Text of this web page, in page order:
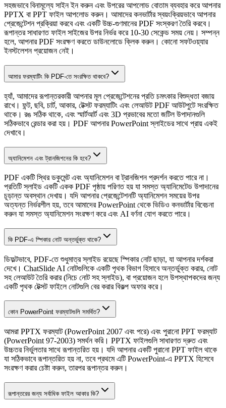
সহজভাবে বিনামূল্যে সাইন ইন করুন এবং উপরের আপলোড বোতাম ব্যবহার করে আপনার
PPTX বা PPT ফাইল আপলোড করুন। আমাদের কনভার্টার স্বয়ংক্রিয়ভাবে আপনার
প্রেজেন্টেশন প্রক্রিয়া করবে এবং একটি উচ্চ-গুণমানের PDF সংস্করণ তৈরি করবে।
রূপান্তর সাধারণত ফাইল সাইজের উপর নির্ভর করে 10-30 সেকেন্ড সময় নেয়। সম্পন্ন
হলে, আপনার PDF সংরক্ষণ করতে ডাউনলোডে ক্লিক করুন। কোনো সফটওয়্যার
ইনস্টলেশন প্রয়োজন নেই।
আমার ফরম্যাটিং কি PDF-তে সংরক্ষিত থাকবে?
হ্যাঁ, আমাদের রূপান্তরকারী আপনার মূল প্রেজেন্টেশনের প্রতি চমৎকার বিশুদ্ধতা বজায়
রাখে। ফন্ট, ছবি, চার্ট, আকার, টেক্সট ফরম্যাটিং এবং লেআউট PDF আউটপুটে সংরক্ষিত
থাকে। রঙ সঠিক থাকে, এবং স্মার্টআর্ট এবং 3D প্রভাবের মতো জটিল উপাদানগুলি
সঠিকভাবে রেন্ডার করা হয়। PDF আপনার PowerPoint স্লাইডের সাথে প্রায় একই
দেখাবে।
অ্যানিমেশন এবং ট্রানজিশনের কি হবে?
PDF একটি স্থির ডকুমেন্ট এবং অ্যানিমেশন বা ট্রানজিশন প্রদর্শন করতে পারে না।
প্রতিটি স্লাইড একটি একক PDF পৃষ্ঠায় পরিণত হয় যা সমস্ত অ্যানিমেটেড উপাদানের
চূড়ান্ত অবস্থান দেখায়। যদি আপনার প্রেজেন্টেশনটি অ্যানিমেশন সময়ের উপর
অত্যন্ত নির্ভরশীল হয়, তবে আমাদের PowerPoint থেকে ভিডিও কনভার্টার বিবেচনা
করুন যা সমস্ত অ্যানিমেশন সংরক্ষণ করে এবং AI বর্ণনা যোগ করতে পারে।
কি PDF-এ স্পিকার নোট অন্তর্ভুক্ত থাকে?
ডিফল্টভাবে, PDF-তে শুধুমাত্র স্লাইড রয়েছে স্পিকার নোট ছাড়া, যা আপনার দর্শকরা
দেখে। ChatSlide AI নোটগুলিকে একটি পৃথক বিভাগ হিসাবে অন্তর্ভুক্ত করার, নোট
সহ লেআউট তৈরি করার (নিচে নোট সহ স্লাইড), বা প্রয়োজন হলে উপস্থাপকদের জন্য
একটি পৃথক টেক্সট ফাইলে নোটগুলি বের করার বিকল্প অফার করে।
কোন PowerPoint ফরম্যাটগুলি সমর্থিত?
আমরা PPTX ফরম্যাট (PowerPoint 2007 এবং পরে) এবং পুরানো PPT ফরম্যাট
(PowerPoint 97-2003) সমর্থন করি। PPTX ফাইলগুলি সাধারণত দ্রুত এবং
উচ্চতর নির্ভুলতার সাথে রূপান্তরিত হয়। যদি আপনার একটি পুরানো PPT ফাইল থাকে
যা সঠিকভাবে রূপান্তরিত হয় না, তবে প্রথমে এটি PowerPoint-এ PPTX হিসেবে
সংরক্ষণ করার চেষ্টা করুন, তারপর রূপান্তর করুন।
রূপান্তরের জন্য সর্বাধিক ফাইল আকার কি?